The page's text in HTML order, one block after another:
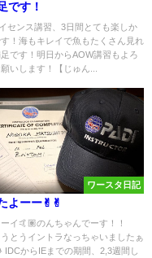
です！
センス講習、3日間とても楽しか
す！海もキレイで魚もたくさん見れ
です！明日からAOW講習もよろ
願いします！【じゅん...
ワースタ日記
よーー✌︎✌︎
イ🤙🏽のんちゃんでーす！！
とうイントラなっちゃいましたぁ
IDCからIEまでの期間、2,3週間し